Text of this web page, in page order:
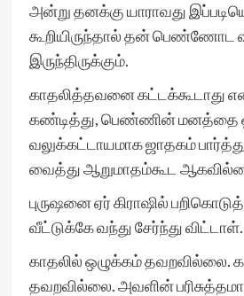
அன்று தனக்கு யாராவது
கூறியிருந்தால் தன் பெண்ணோட
இருந்திருக்கும்.
காதலித்தவனை கட்டக்கூடாது
கண்டித்து, பெண்ணின் மனத்தை
வலுக்கட்டாயமாக ஜாதகம்
வைத்து ஆறுமாதம்கூட
புருஷனை ஏர் கிராஷில்
வீட்டுக்கே வந்து சேர்ந்து விட்டாள்.
காதலில் ஒழுக்கம்
தவறவில்லை. அவளின்